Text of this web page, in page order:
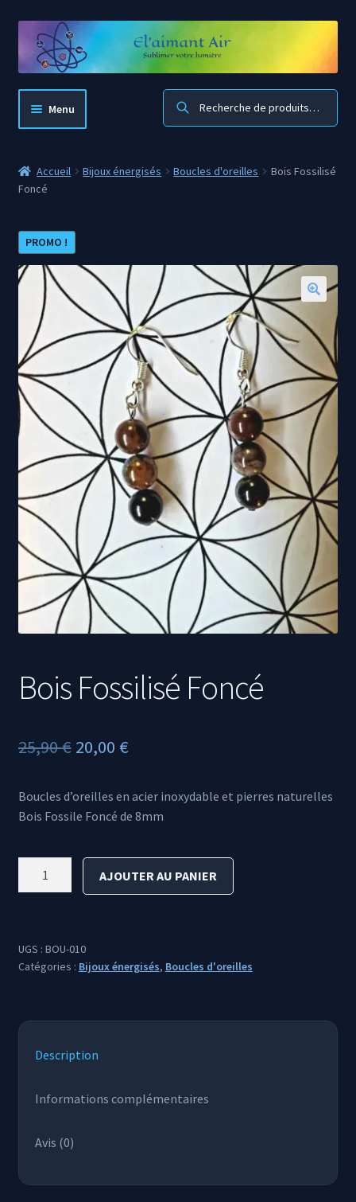
la
navigation
contenu
Recherche
Menu
Accueil boutique
Mon compte
Panier
Blog
Propriétés des minéraux
Accueil Bijoux énergisés Boucles d'oreilles
Bois Fossilisé
Foncé
PROMO !
Bois Fossilisé Foncé
25,90€ Le
initial
25,90 €.
20,00 €Le
actuel
20,00 €.
Boucles d’oreilles en acier inoxydable et pierres naturelles
Bois Fossile Foncé de 8mm
Foncé
AJOUTER AU PANIER
UGS : BOU-010
Catégories : Bijoux énergisés, Boucles d'oreilles
Description
Informations complémentaires
Avis (0)